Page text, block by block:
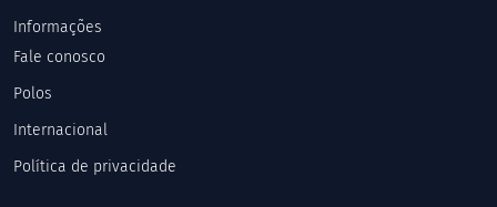
Informações
Fale conosco
Polos
Internacional
Política de privacidade